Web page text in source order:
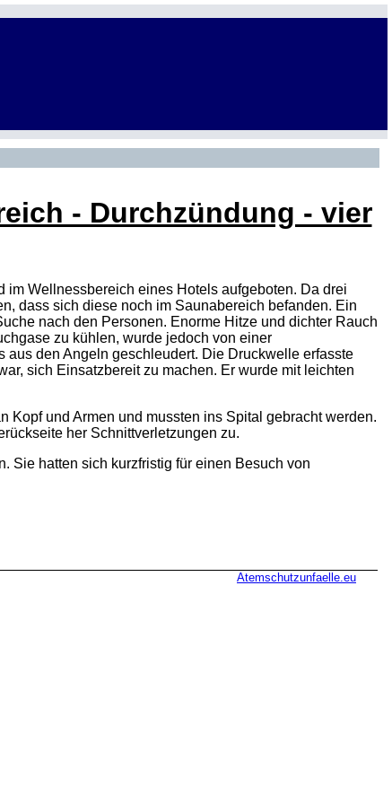
- Durchzündung - vier
im Wellnessbereich eines Hotels aufgeboten. Da drei
dass sich diese noch im Saunabereich befanden. Ein
nach den Personen. Enorme Hitze und dichter Rauch
zu kühlen, wurde jedoch von einer
den Angeln geschleudert. Die Druckwelle erfasste
sich Einsatzbereit zu machen. Er wurde mit leichten
Kopf und Armen und mussten ins Spital gebracht werden.
her Schnittverletzungen zu.
Sie hatten sich kurzfristig für einen Besuch von
Atemschutzunfaelle.eu